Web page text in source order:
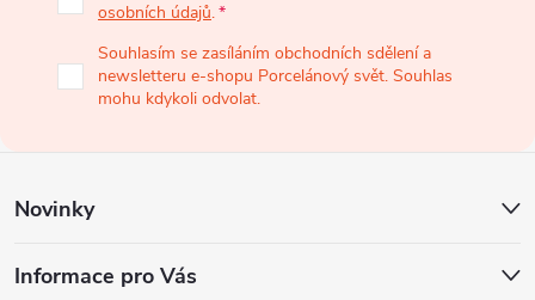
í
osobních údajů.
Souhlasím se zasíláním obchodních sdělení a
newsletteru e-shopu Porcelánový svět. Souhlas
mohu kdykoli odvolat.
Novinky
Informace pro Vás